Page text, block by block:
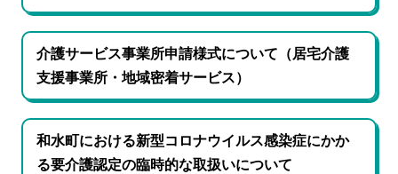
介護サービス事業所申請様式について（居宅介護
支援事業所・地域密着サービス）
和水町における新型コロナウイルス感染症にかか
る要介護認定の臨時的な取扱いについて